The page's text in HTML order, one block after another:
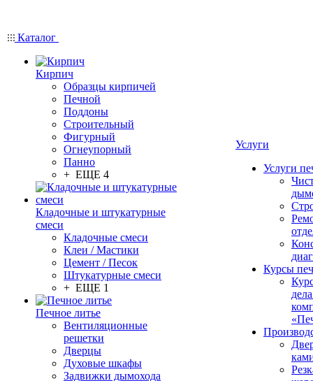
Каталог
Кирпич
Образцы кирпичей
Печной
Поддоны
Строительный
Фигурный
Огнеупорный
Панно
+ ЕЩЕ 4
Кладочные и штукатурные
смеси
Кладочные смеси
Клеи / Мастики
Цемент / Песок
Штукатурные смеси
+ ЕЩЕ 1
Печное литье
Вентиляционные
решетки
Дверцы
Духовые шкафы
Задвижки дымохода
Услуги
Услуги
Курсы